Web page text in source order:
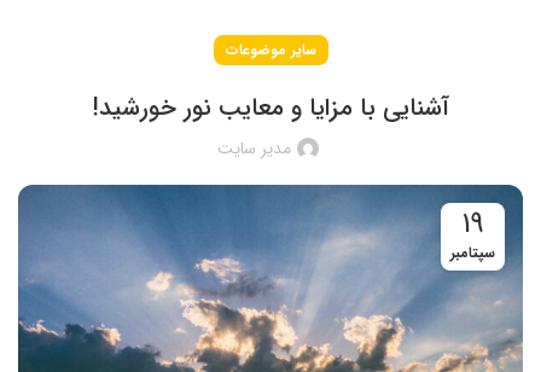
سایر موضوعات
آشنایی با مزایا و معایب نور خورشید!
مدیر سایت
19
سپتامبر